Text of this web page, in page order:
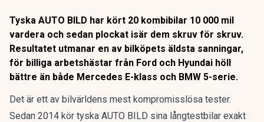
Tyska AUTO BILD har kört 20 kombibilar 10 000 mil
vardera och sedan plockat isär dem skruv för skruv.
Resultatet utmanar en av bilköpets äldsta sanningar,
för billiga arbetshästar från Ford och Hyundai höll
bättre än både Mercedes E-klass och BMW 5-serie.
Det är ett av bilvärldens mest kompromisslösa tester.
Sedan 2014 kör tyska AUTO BILD sina långtestbilar exakt